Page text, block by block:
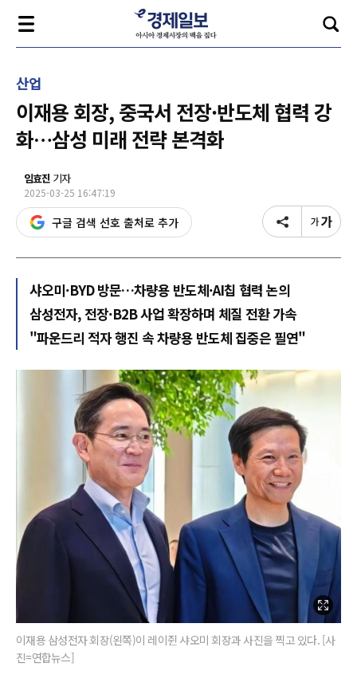
산업
이재용 회장, 중국서 전장·반도체 협력 강
화…삼성 미래 전략 본격화
임효진 기자
2025-03-25 16:47:19
구글 검색 선호 출처로 추가
샤오미·BYD 방문…차량용 반도체·AI칩 협력 논의
삼성전자, 전장·B2B 사업 확장하며 체질 전환 가속
"파운드리 적자 행진 속 차량용 반도체 집중은 필연"
이재용 삼성전자 회장(왼쪽)이 레이쥔 샤오미 회장과 사진을 찍고 있다. [사
진=연합뉴스]